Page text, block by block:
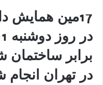
17مین همایش
برابر ساختمان
در تهران انجام